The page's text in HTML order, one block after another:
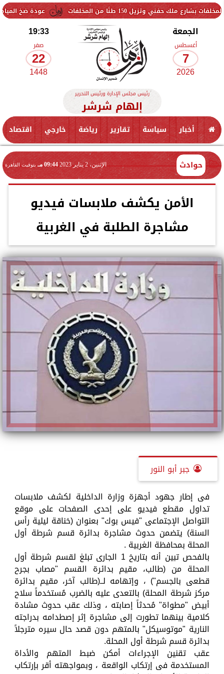
عودة ضخ المياه تدريجيًا 150 طنًا من المخلفات
الجمعة
أغسطس
7
2026
19:33
صفر
22
1448
رئيس مجلس الإدارة ورئيس التحرير
إلهام شرشر
أخبار سياسة تقارير رياضة خارجي اقتصاد
حوادث الإثنين، 2 يناير 2023 09:44 مـ بتوقيت القاهرة
الأمن يكشف ملابسات فيديو
مشاجرة الطلبة في الغربية
جبر أبو النور
فى إطار جهود أجهزة وزارة الداخلية لكشف ملابسات
تداول مقطع فيديو على إحدى الصفحات على موقع
التواصل الإجتماعى "فيس بوك" بعنوان (خناقة ليلية رأس
السنة) يتضمن حدوث مشاجرة بدائرة قسم شرطة أول
المحلة بمحافظة الغربية .
بالفحص تبين أنه بتاريخ 1 الجارى تبلغ لقسم شرطة أول
المحلة من (طالب، مقيم بدائرة القسم "مصاب بجرح
قطعى بالجسم") ، وإتهامه لــ(طالب آخر، مقيم بدائرة
مركز شرطة المحلة) بالتعدى عليه بالضرب مُستخدماً سلاح
أبيض "مطواة" مُحدثاً إصابته ، وذلك عقب حدوث مشادة
كلامية بينهما تطورت إلى مشاجرة إثر إصطدامه بدراجته
النارية "موتوسيكل" بالمتهم دون قصد حال سيره مترجلاً
بدائرة قسم شرطة أول المحلة.
عقب تقنين الإجراءات أمكن ضبط المتهم والأداة
المستخدمة فى إرتكاب الواقعة ، وبمواجهته أقر بإرتكاب